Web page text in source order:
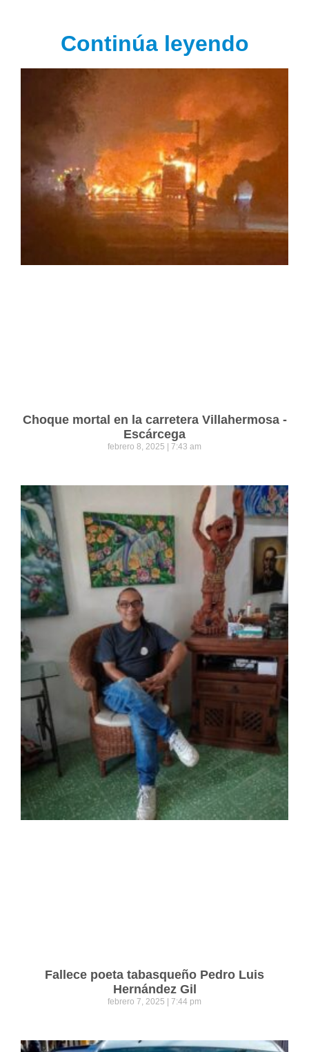
Continúa leyendo
Choque mortal en la carretera Villahermosa -
Escárcega
febrero 8, 2025 7:43 am
Fallece poeta tabasqueño Pedro Luis
Hernández Gil
febrero 7, 2025 7:44 pm